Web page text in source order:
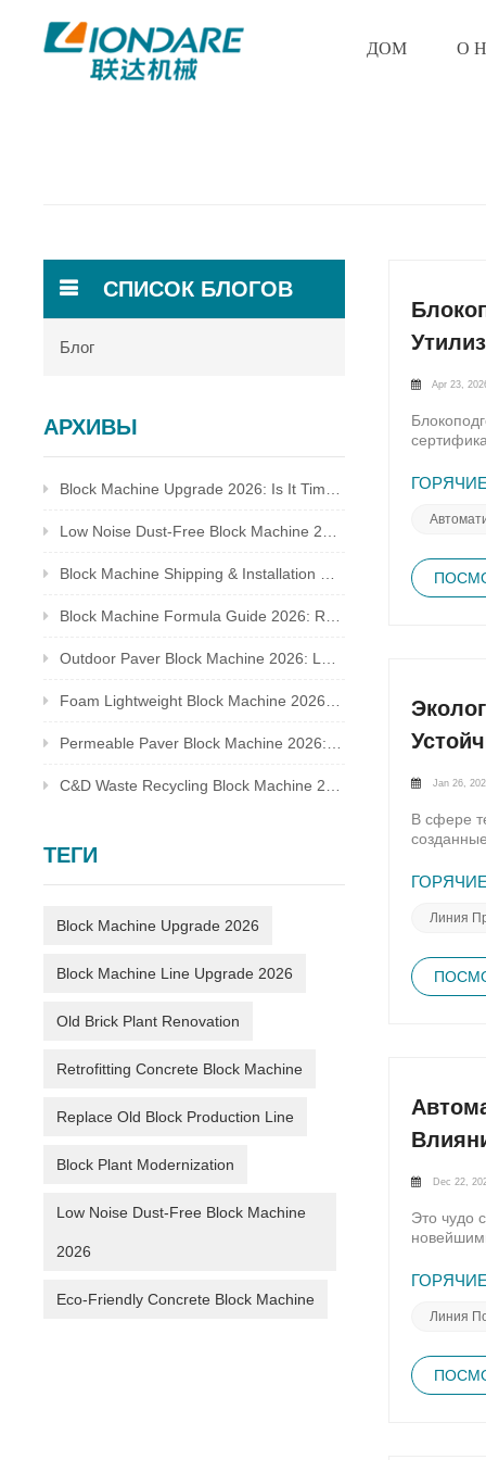
ДОМ О
Apr 23,
обеих
блог?•
загрузку
Jan 26,
В сфере
рабочих.
блоков
Линия
Dec 22,
Это чудо
влиянии
более
для
Линия
СПИСОК БЛОГОВ
Блог
АРХИВЫ
Block Machine Upgrade 2026: Is It Time to Replace Your Old Brick Plant?
Low Noise Dust-Free Block Machine 2026: Meet Global Environmental Inspection Standards
Block Machine Shipping & Installation Guide 2026: Overseas Plant Setup Checklist
Block Machine Formula Guide 2026: Recycled Waste Mix Ratio for Qualified Bricks
Outdoor Paver Block Machine 2026: Landscape & Municipal Project Solutions
Foam Lightweight Block Machine 2026: Insulated Bricks for Cold Climate Construction
Permeable Paver Block Machine 2026: Sponge City Business & Complete Production Line
C&D Waste Recycling Block Machine 2026: Turn Construction Rubbish Into Stable Profit
ТЕГИ
Block Machine Upgrade 2026
Block Machine Line Upgrade 2026
Old Brick Plant Renovation
Retrofitting Concrete Block Machine
Replace Old Block Production Line
Block Plant Modernization
Low Noise Dust-Free Block Machine
2026
Eco-Friendly Concrete Block Machine